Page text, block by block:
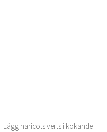
Lägg haricots verts i kokande